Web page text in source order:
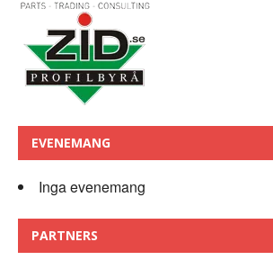
EVENEMANG
Inga evenemang
PARTNERS